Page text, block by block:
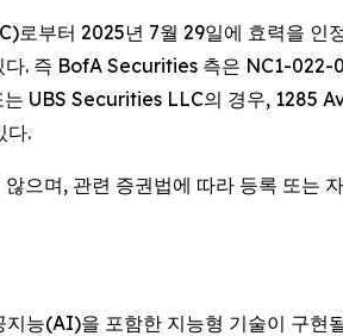
로부터 2025년 7월 29일에 효력을
다. 즉 BofA Securities 측은 NC1-
UBS Securities LLC의 경우, 1285
다.
으며, 관련 증권법에 따라 등록 또는
능(AI)을 포함한 지능형 기술이 구현